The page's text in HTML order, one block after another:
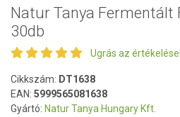
Natur Tanya Fermentált
30db
Ugrás az
Cikkszám: DT1638
EAN: 5999565081638
Gyártó: Natur Tanya Hungary Kft.